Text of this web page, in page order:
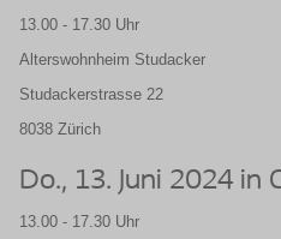
13.00 - 17.30 Uhr
Alterswohnheim Studacker
Studackerstrasse 22
8038 Zürich
Do., 13. Juni 2024 in
13.00 - 17.30 Uhr